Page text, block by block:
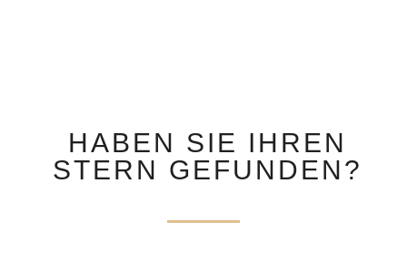
HABEN SIE IHREN
STERN GEFUNDEN?